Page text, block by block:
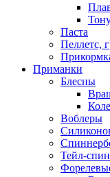
Паста
Пеллетс,
Приманки
Блесны
Воблеры
Тейл-